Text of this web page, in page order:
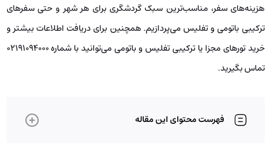
هزینه‌های سفر، مناسب‌ترین سبک گردشگری برای هر شهر و حتی سفرهای
ترکیبی باتومی و تفلیس می‌پردازیم. همچنین برای دریافت اطلاعات بیشتر و
خرید تورهای مجزا یا ترکیبی تفلیس و باتومی می‌توانید با شماره 02191094000
تماس بگیرید.
فهرست محتوای این مقاله